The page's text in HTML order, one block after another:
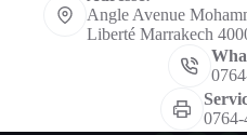
Angle Avenue
Liberté Marrakech
0764-